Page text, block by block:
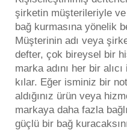
şirketin müşterileriyle ve
bağ kurmasına yönelik
Müşterinin adı veya
defter, çok bireysel bir
marka adını her bir
kılar. Eğer isminiz bir
aldığınız ürün veya
markaya daha fazla
güçlü bir bağ